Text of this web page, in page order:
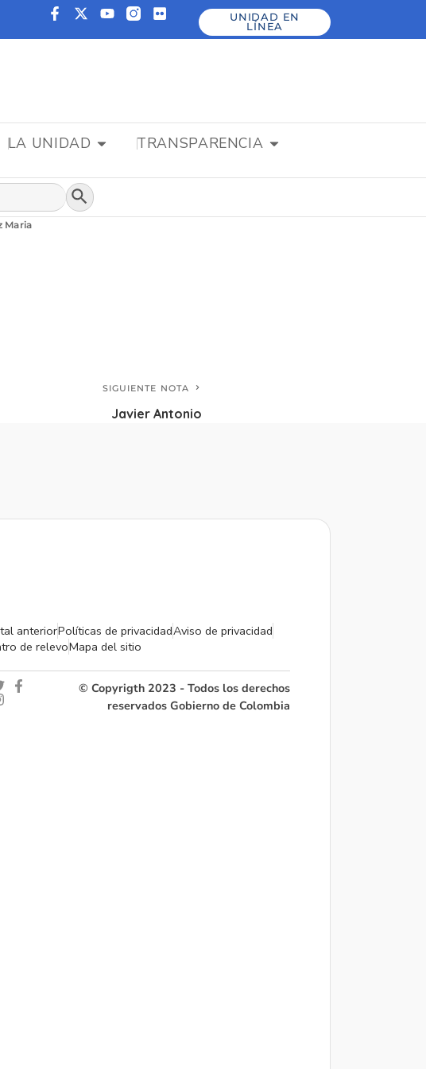
UNIDAD EN
LÍNEA
LA UNIDAD TRANSPARENCIA
Botón de búsqueda
Maria
SIGUIENTE NOTA
Javier Antonio
anteriorPolíticas de privacidadAviso de privacidad
de relevoMapa del sitio
© Copyrigth 2023 - Todos los derechos
reservados Gobierno de Colombia